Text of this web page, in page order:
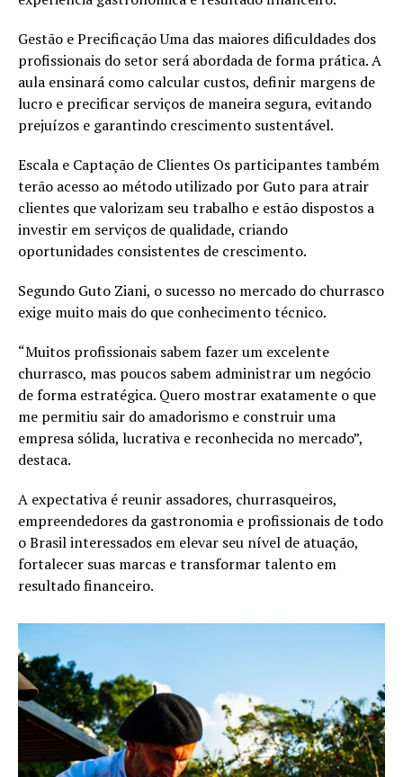
Gestão e Precificação Uma das maiores dificuldades dos
profissionais do setor será abordada de forma prática. A
aula ensinará como calcular custos, definir margens de
lucro e precificar serviços de maneira segura, evitando
prejuízos e garantindo crescimento sustentável.
Escala e Captação de Clientes Os participantes também
terão acesso ao método utilizado por Guto para atrair
clientes que valorizam seu trabalho e estão dispostos a
investir em serviços de qualidade, criando
oportunidades consistentes de crescimento.
Segundo Guto Ziani, o sucesso no mercado do churrasco
exige muito mais do que conhecimento técnico.
“Muitos profissionais sabem fazer um excelente
churrasco, mas poucos sabem administrar um negócio
de forma estratégica. Quero mostrar exatamente o que
me permitiu sair do amadorismo e construir uma
empresa sólida, lucrativa e reconhecida no mercado”,
destaca.
A expectativa é reunir assadores, churrasqueiros,
empreendedores da gastronomia e profissionais de todo
o Brasil interessados em elevar seu nível de atuação,
fortalecer suas marcas e transformar talento em
resultado financeiro.